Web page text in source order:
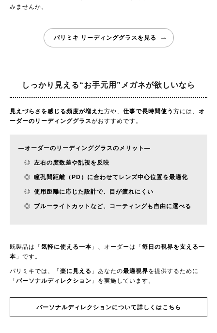
みませんか。
パリミキ リーディンググラスを見る
しっかり見える“お手元用” メガネが欲しいなら
見えづらさを感じる頻度が増えた方や、 仕事で長時間使う 方には、 オ
ーダーのリーディンググラスがおすすめです。
—オーダーのリーディンググラスのメリット —
◎ 左右の度数差や乱視を反映
◎ 瞳孔間距離（PD）に合わせてレンズ中心位置を最適化
◎ 使用距離に応じた設計で、目が疲れにくい
◎ ブルーライトカットなど、コーティングも自由に選べる
既製品は「 気軽に使える一本 」、オーダーは「 毎日の視界を支える一
本 」です。
パリミキでは、「 楽に見える 」あなたの最適視界を提供するために
「 パーソナルディレクション 」を実施しています。
パーソナルディレクションについて詳しくはこちら